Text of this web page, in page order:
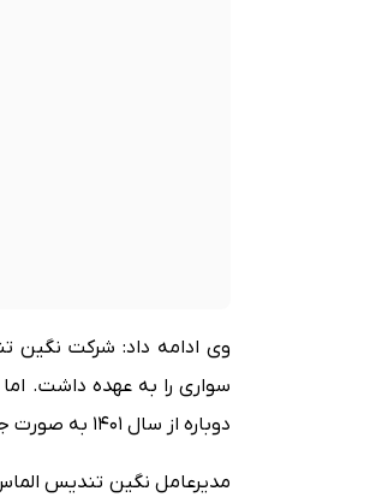
سواری را به عهده داشت.
دوباره از سال 1401 به صورت جدی وارد عرصه واردات خودرو شد.
مدیرعامل نگین تندیس